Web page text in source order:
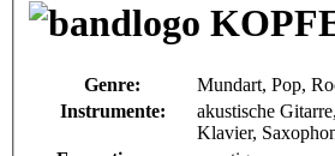
Genre:
Mundart, Pop,
Instrumente:
akustische
Klavier,